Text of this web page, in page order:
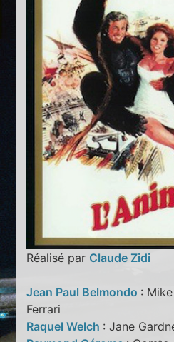
Réalisé par Claude Zidi
Jean Paul Belmondo :
Ferrari
Raquel Welch : Jane